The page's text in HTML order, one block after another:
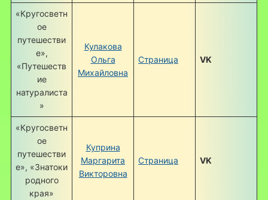
«Кругосветн
ое
путешестви
е»,
«Путешеств
ие
натуралиста
»
Кулакова
Ольга
Михайловна
Страница VK
«Кругосветн
ое
путешестви
е», «Знатоки
родного
края»
Куприна
Маргарита
Викторовна
Страница VK